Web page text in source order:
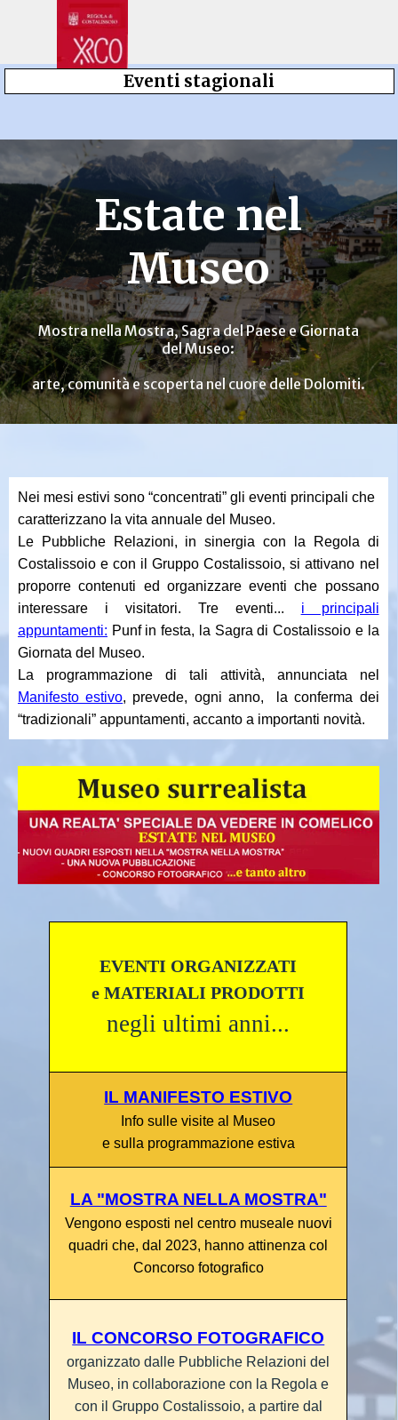
Salta menù
Eventi stagionali
Estate nel
Museo
Mostra nella Mostra, Sagra del Paese e Giornata
del Museo:
arte, comunità e scoperta nel cuore delle Dolomiti.
Nei mesi estivi sono “concentrati” gli eventi principali che
caratterizzano la vita annuale del Museo.
Le Pubbliche Relazioni, in sinergia con la
Regola di
Costalissoio e con il Gruppo Costalissoio, si attivano nel
proporre contenuti ed organizzare eventi che possano
interessare i visitatori. Tre eventi... i principali
appuntamenti: Punf in festa, la Sagra di Costalissoio e la
Giornata del Museo.
La programmazione di tali attività, annunciata nel
Manifesto estivo, prevede, ogni anno, la conferma dei
“tradizionali” appuntamenti, accanto a importanti novità.
EVENTI ORGANIZZATI
eMATERIALI PRODOTTI
negli ultimi anni...
IL MANIFESTO ESTIVO
nfo sulle visite al Museo
e sulla programmazione estiva
LA "MOSTRA NELLA MOSTRA"
Vengono esposti nel centro museale nuovi
quadri che, dal 2023, hanno attinenza col
Concorso fotografico
IL CONCORSO FOTOGRAFICO
organizzato dalle Pubbliche Relazioni del
Museo, in collaborazione con la Regola e
con il Gruppo Costalissoio, a partire dal